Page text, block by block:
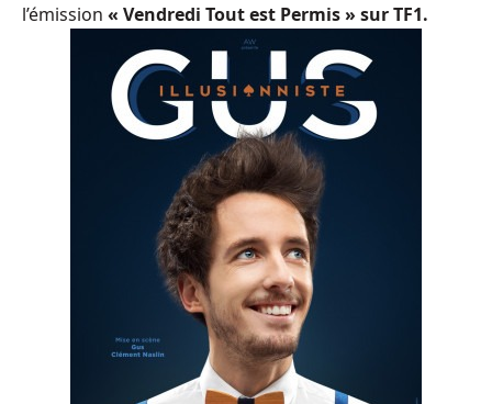
l’émission « Vendredi Tout est Permis » sur TF1.